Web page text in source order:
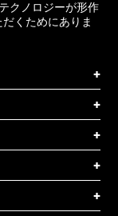
クノロジーが形作
くためにありま
+
+
+
+
+